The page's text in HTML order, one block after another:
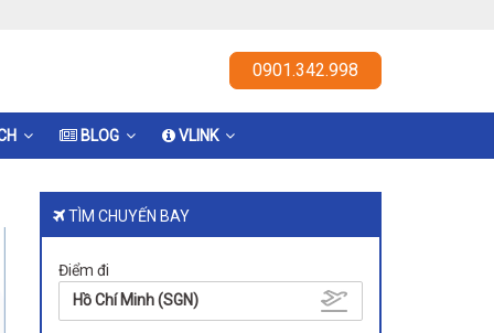
0901.342.998
BLOG VLINK
TÌM CHUYẾN BAY
Điểm đi
Hồ Chí Minh (SGN)